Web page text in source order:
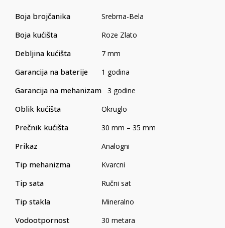
Boja brojčanika Srebrna-Bela
Boja kućišta Roze Zlato
Debljina kućišta 7 mm
Garancija na baterije 1 godina
Garancija na mehanizam 3 godine
Oblik kućišta Okruglo
Prečnik kućišta 30 mm – 35 mm
Prikaz Analogni
Tip mehanizma Kvarcni
Tip sata Ručni sat
Tip stakla Mineralno
Vodootpornost 30 metara